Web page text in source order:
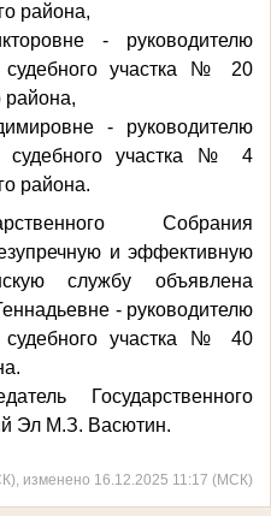
района,
- руководителю
судебного участка № 20
района,
- руководителю
судебного участка № 4
района.
Собрания
и эффективную
службу объявлена
- руководителю
судебного участка № 40
Государственного
Эл М.З. Васютин.
изменено 16.12.2025 11:17 (МСК)